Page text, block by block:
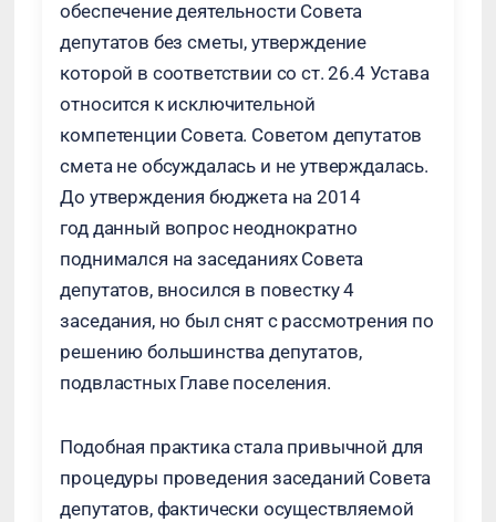
обеспечение деятельности Совета
депутатов без сметы, утверждение
которой в соответствии со ст. 26.4 Устава
относится к исключительной
компетенции Совета. Советом депутатов
смета не обсуждалась и не утверждалась.
До утверждения бюджета на 2014
год данный вопрос неоднократно
поднимался на заседаниях Совета
депутатов, вносился в повестку 4
заседания, но был снят с рассмотрения по
решению большинства депутатов,
подвластных Главе поселения.
Подобная практика стала привычной для
процедуры проведения заседаний Совета
депутатов, фактически осуществляемой